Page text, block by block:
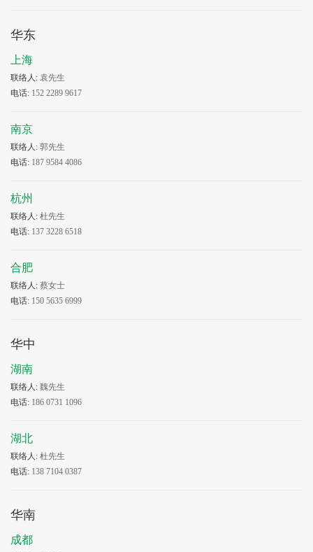
华东
上海
联络人: 袁先生
电话: 152 2289 9617
南京
联络人: 郭先生
电话: 187 9584 4086
杭州
联络人: 杜先生
电话: 137 3228 6518
合肥
联络人: 蔡女士
电话: 150 5635 6999
华中
湖南
联络人: 魏先生
电话: 186 0731 1096
湖北
联络人: 杜先生
电话: 138 7104 0387
华南
成都